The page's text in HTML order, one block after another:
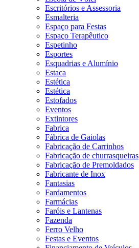
Escritórios e Assessoria
Esmalteria
Espaço para Festas
Espaço Terapêutico
Espetinho
Esportes
Esquadrias e Alumínio
Estaca
Estética
Estética
Estofados
Eventos
Extintores
Fabrica
Fábrica de Gaiolas
Fabricação de Carrinhos
Fabricação de churrasqueiras
Fabricação de Premoldados
Fabricante de Inox
Fantasias
Fardamentos
Farmácias
Faróis e Lantenas
Fazenda
Ferro Velho
Festas e Eventos